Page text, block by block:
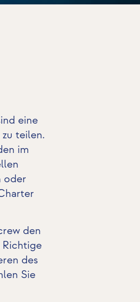
eine
teilen.
im
oder
den
des
Sie